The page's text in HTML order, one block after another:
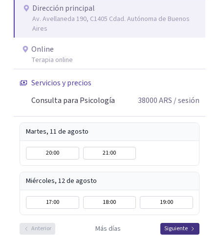
Dirección principal
Av. Avellaneda 190, C1405 Cdad. Autónoma de Buenos
Aires
Online
Terapia online
Servicios y precios
Consulta para Psicología
38000ARS / sesión
Martes, 11 de agosto
20:00 21:00
Miércoles, 12 de agosto
17:00 18:00 19:00
Anterior Más días Siguiente